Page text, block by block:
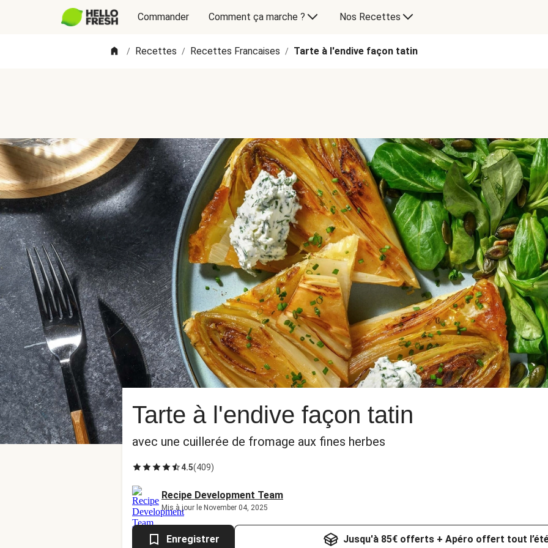
Commander Comment ça marche ? Nos Recettes
/ Recettes / Recettes Francaises / Tarte à l'endive façon tatin
Tarte à l'endive façon tatin
avec une cuillerée de fromage aux fines herbes
4.5(409)
Recipe Development Team
Mis à jour le November 04, 2025
Enregistrer Jusqu'à 85€ offerts + Apéro offert tout